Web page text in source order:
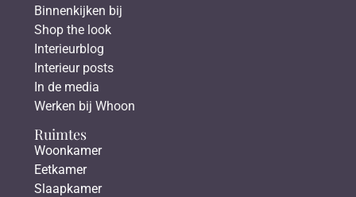
Binnenkijken bij
Shop the look
Interieurblog
Interieur posts
In de media
Werken bij Whoon
Ruimtes
Woonkamer
Eetkamer
Slaapkamer